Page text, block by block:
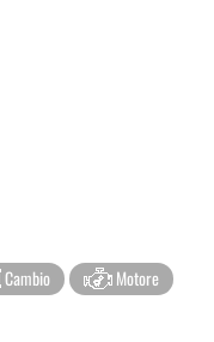
Cambio Motore